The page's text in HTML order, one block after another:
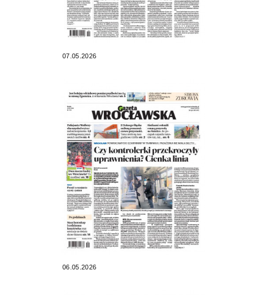
07.05.2026
06.05.2026